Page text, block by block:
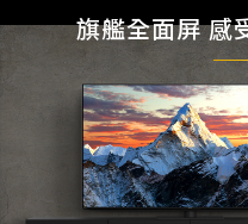
旗艦全面屏 感